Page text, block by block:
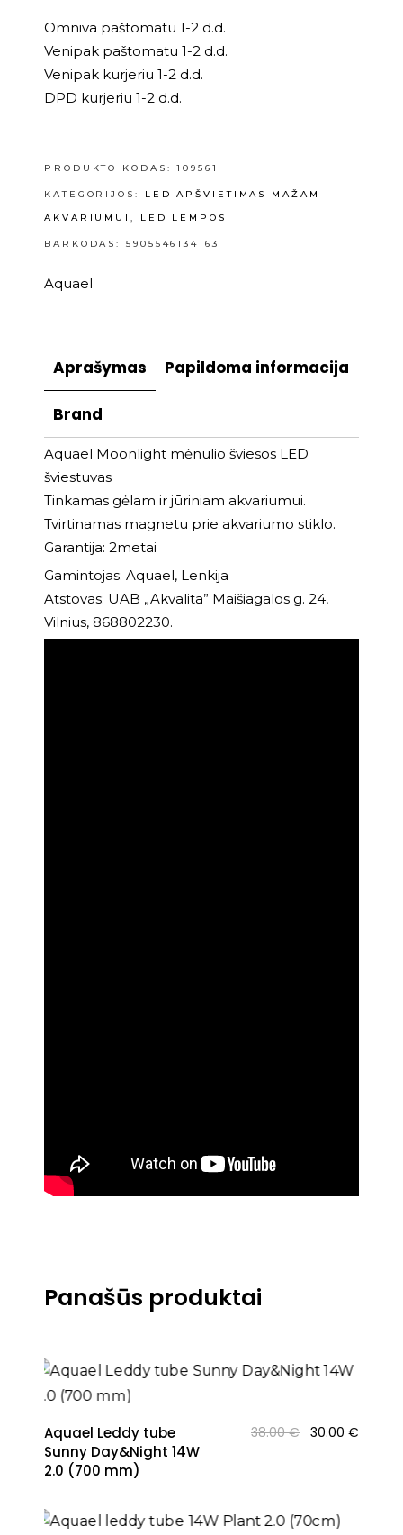
Omniva paštomatu 1-2 d.d.
Venipak paštomatu 1-2 d.d.
Venipak kurjeriu 1-2 d.d.
DPD kurjeriu 1-2 d.d.
PRODUKTO KODAS:109561
KATEGORIJOS: LED APŠVIETIMAS MAŽAM
AKVARIUMUI, LED LEMPOS
BARKODAS: 5905546134163
Aquael
Aprašymas Papildoma informacija
Brand
Aquael Moonlight mėnulio šviesos LED
šviestuvas
Tinkamas gėlam ir jūriniam akvariumui.
Tvirtinamas magnetu prie akvariumo stiklo.
Garantija: 2metai
Gamintojas: Aquael, Lenkija
Atstovas: UAB „Akvalita” Maišiagalos g. 24,
Vilnius, 868802230.
Panašūs produktai
Aquael Leddy tube
Sunny Day&Night 14W
2.0 (700 mm)
38.00€ Original
30.00 €